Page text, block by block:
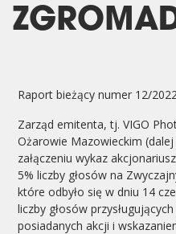
Raport bieżący numer 12/
Zarząd emitenta, tj. VIGO
Ożarowie Mazowieckim
załączeniu wykaz
5% liczby głosów na
które odbyło się w dniu 14
liczby głosów
posiadanych akcji i